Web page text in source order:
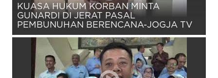
KUASA HUKUM KORBAN MINTA
GUNARDI DI JERAT PASAL
PEMBUNUHAN BERENCANA-JOGJA TV